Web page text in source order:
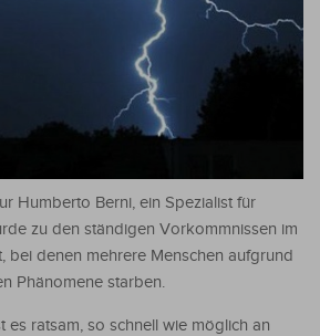
Humberto Berni, ein Spezialist für
zu den ständigen Vorkommnissen im
bei denen mehrere Menschen aufgrund
Phänomene starben.
es ratsam, so schnell wie möglich an